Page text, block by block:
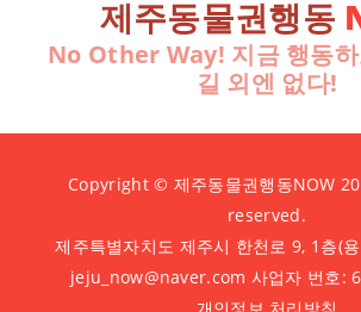
제주동물권행동
No Other Way! 지금 행동
길 외엔 없다!
Copyright © 제주동물권행동NOW
reserved.
제주특별자치도 제주시 한천로 9, 1층(
jeju_now@naver.com 사업자 번호: